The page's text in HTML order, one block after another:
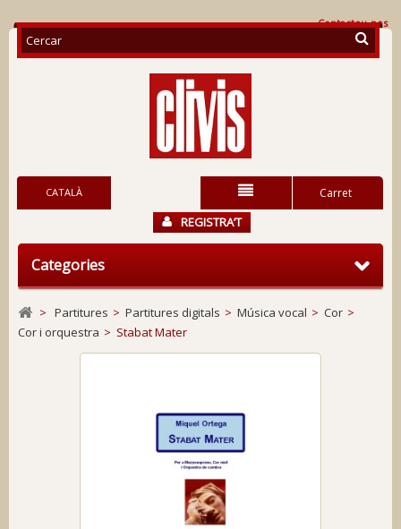
Contacteu-nos
Carret
CATALÀ
REGISTRA’T
Categories
> Partitures > Partitures digitals > Música vocal > Cor >
Cor i orquestra > Stabat Mater